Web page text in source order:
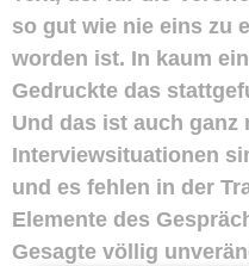
so gut wie nie eins zu
worden ist. In kaum
Gedruckte das
Und das ist auch ganz
Interviewsituationen
und es fehlen in der
Elemente des
Gesagte völlig